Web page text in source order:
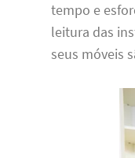
tempo e
leitura das
seus móveis